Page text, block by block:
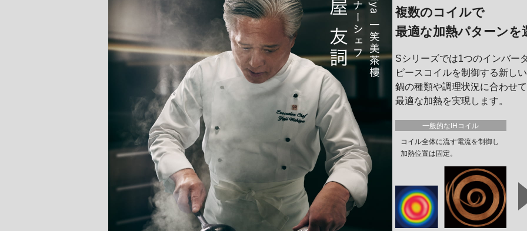
複数のコイルで
最適な加熱パターンを
Sシリーズでは1つのインバー
ピースコイルを制御する新し
鍋の種類や調理状況に合わせて
最適な加熱を実現します。
一般的なIHコイル
コイル全体に流す電流を制御し
加熱位置は固定。